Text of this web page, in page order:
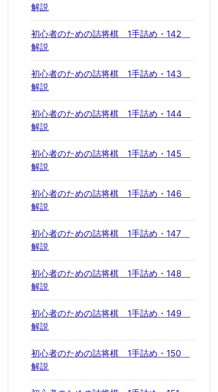
解説
初心者のための詰将棋 1手詰め・142
解説
初心者のための詰将棋 1手詰め・143
解説
初心者のための詰将棋 1手詰め・144
解説
初心者のための詰将棋 1手詰め・145
解説
初心者のための詰将棋 1手詰め・146
解説
初心者のための詰将棋 1手詰め・147
解説
初心者のための詰将棋 1手詰め・148
解説
初心者のための詰将棋 1手詰め・149
解説
初心者のための詰将棋 1手詰め・150
解説